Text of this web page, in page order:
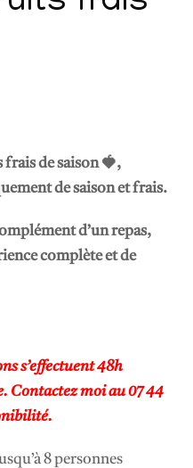
de saison 🍓,
de saison et frais.
d’un repas,
complète et de
s’effectuent 48h
Contactez moi au 07 44
8 personnes